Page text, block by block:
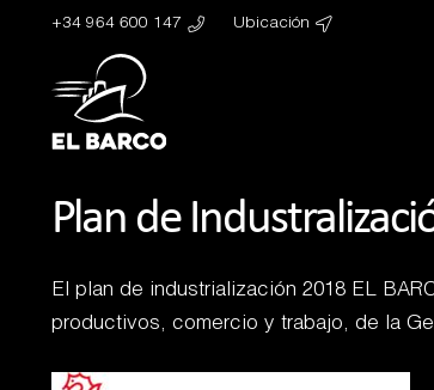
+34 964 600 147 Ubicación
Plan de
El plan de industrialización 2018 EL
productivos, comercio y trabajo, de la